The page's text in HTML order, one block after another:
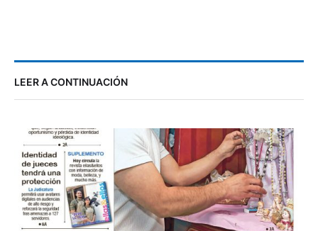
LEER A CONTINUACIÓN